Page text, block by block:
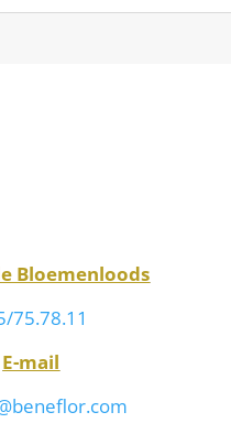
Bloemenloods
75.78.11
E-mail